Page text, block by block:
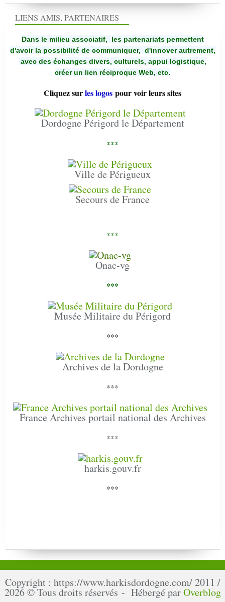
LIENS AMIS, PARTENAIRES
Dans le milieu associatif, les partenariats permettent
d'avoir la possibilité de communiquer, d'innover autrement,
avec des échanges divers, culturels, appui logistique,
créer un lien réciproque Web, etc.
Cliquez surles logos pour voir leurs sites
Dordogne Périgord le Département
***
Ville de Périgueux
Secours de France
***
Onac-vg
***
Musée Militaire du Périgord
***
Archives de la Dordogne
***
France Archives portail national des Archives
***
harkis.gouv.fr
***
Copyright : https://www.harkisdordogne.com/ 2011 /
2026 © Tous droits réservés - Hébergé parOverblog